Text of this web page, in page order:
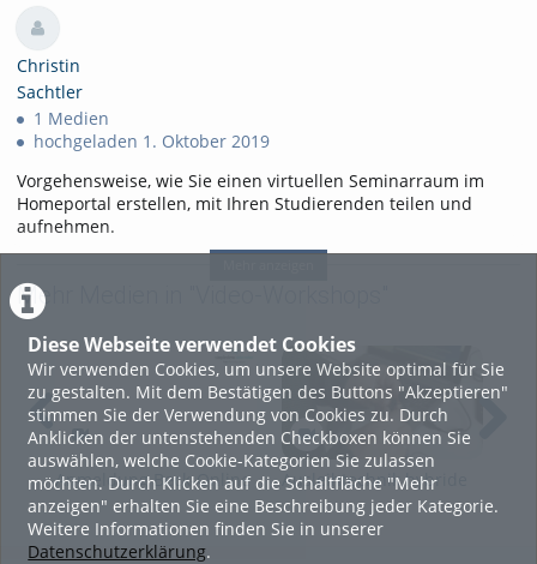
Diese Webseite verwendet Cookies
Wir verwenden Cookies, um unsere Website optimal für Sie
zu gestalten. Mit dem Bestätigen des Buttons "Akzeptieren"
stimmen Sie der Verwendung von Cookies zu. Durch
Anklicken der untenstehenden Checkboxen können Sie
auswählen, welche Cookie-Kategorien Sie zulassen
möchten. Durch Klicken auf die Schaltfläche "Mehr
anzeigen" erhalten Sie eine Beschreibung jeder Kategorie.
Weitere Informationen finden Sie in unserer
Datenschutzerklärung.
Christin
Sachtler
1 Medien
hochgeladen 1. Oktober 2019
Vorgehensweise, wie Sie einen virtuellen Seminarraum im
Homeportal erstellen, mit Ihren Studierenden teilen und
aufnehmen.
Link zum Funktionstest für Adobe
Connect:
Tags:
e-learning
elearning
adobe connect
homeportal
het lsa
meetings
webinarraum
Kategorien: Video-Workshops
Mehr Medien in "Video-Workshops"
Anmeldung Beck-Online
Ausleihtechnik hybride
Lehre